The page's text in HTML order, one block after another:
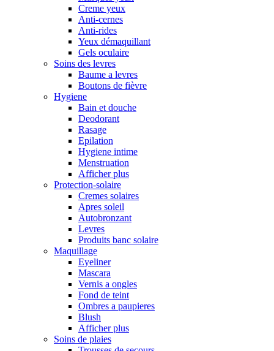
Creme yeux
Anti-cernes
Anti-rides
Yeux démaquillant
Gels oculaire
Soins des levres
Baume a levres
Boutons de fièvre
Hygiene
Bain et douche
Deodorant
Rasage
Epilation
Hygiene intime
Menstruation
Afficher plus
Protection-solaire
Cremes solaires
Apres soleil
Autobronzant
Levres
Produits banc solaire
Maquillage
Eyeliner
Mascara
Vernis a ongles
Fond de teint
Ombres a paupieres
Blush
Afficher plus
Soins de plaies